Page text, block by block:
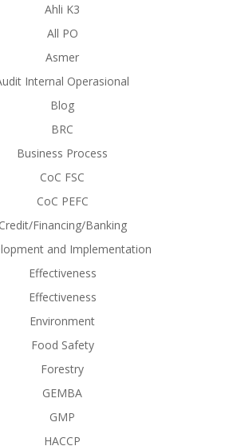
Ahli K3
All PO
Asmer
Internal Operasional
Blog
BRC
Business Process
CoC FSC
CoC PEFC
Credit/Financing/Banking
and Implementation
Effectiveness
Effectiveness
Environment
Food Safety
Forestry
GEMBA
GMP
HACCP